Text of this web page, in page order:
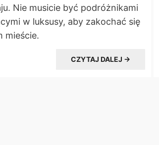
Nie musicie być podróżnikami
w luksusy, aby zakochać się
mieście.
CZYTAJ DALEJ →